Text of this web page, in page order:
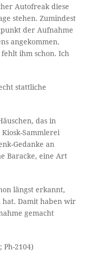
Autofreak diese
stehen. Zumindest
der Aufnahme
angekommen.
ihm schon. Ich
stattliche
das in
Sammlerei
Gedanke an
Baracke, eine Art
längst erkannt,
hat. Damit haben wir
gemacht
2104)